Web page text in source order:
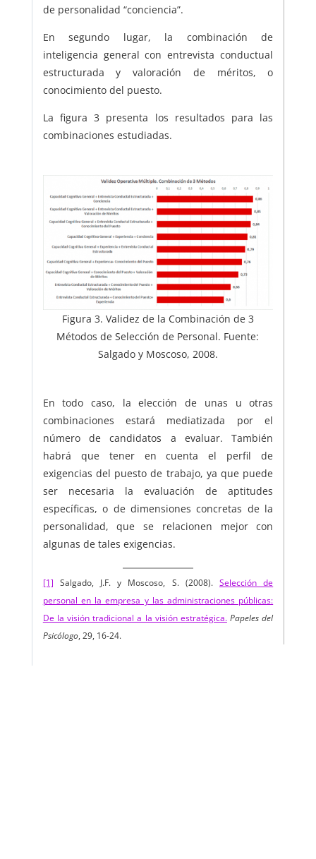
de personalidad “conciencia”.
En segundo lugar, la combinación de
inteligencia general con entrevista conductual
estructurada y valoración de méritos, o
conocimiento del puesto.
La figura 3 presenta los resultados para las
combinaciones estudiadas.
Figura 3. Validez de la Combinación de 3
Métodos de Selección de Personal. Fuente:
Salgado y Moscoso, 2008.
En todo caso, la elección de unas u otras
combinaciones estará mediatizada por el
número de candidatos a evaluar. También
habrá que tener en cuenta el perfil de
exigencias del puesto de trabajo, ya que puede
ser necesaria la evaluación de aptitudes
específicas, o de dimensiones concretas de la
personalidad, que se relacionen mejor con
algunas de tales exigencias.
[1] Salgado, J.F. y Moscoso, S. (2008).Selección de
personal en la empresa y las administraciones públicas:
De la visión tradicional a la visión estratégica. Papeles del
Psicólogo, 29, 16-24.